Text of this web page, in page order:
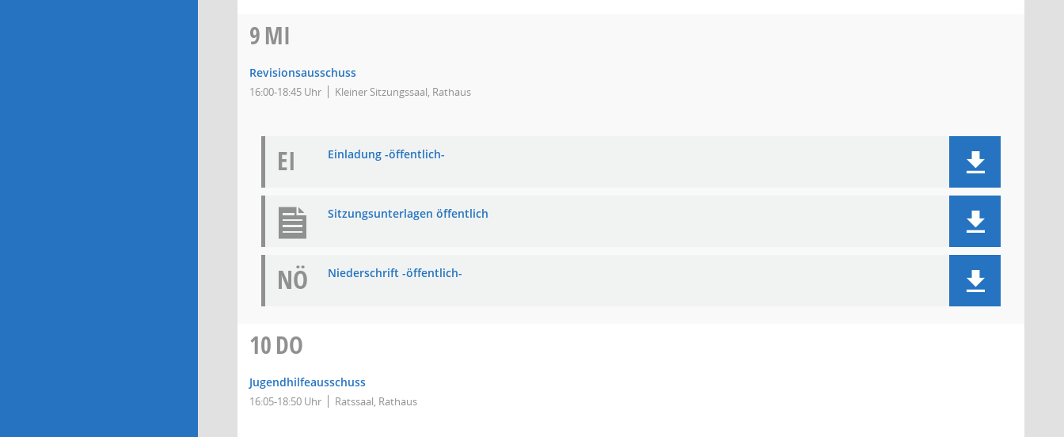
9MI
Revisionsausschuss
16:00-18:45 Uhr Kleiner Sitzungssaal, Rathaus
EI Einladung -öffentlich-
Sitzungsunterlagen öffentlich
NÖ Niederschrift -öffentlich-
10DO
Jugendhilfeausschuss
16:05-18:50 Uhr Ratssaal, Rathaus